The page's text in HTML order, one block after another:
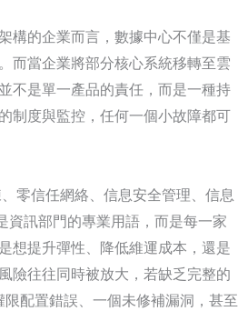
構的企業而言，數據中心不僅是基
而當企業將部分核心系統移轉至雲
不是單一產品的責任，而是一種持
制度與監控，任何一個小故障都可
零信任網絡、信息安全管理、信息
訊部門的專業用語，而是每一家
想提升彈性、降低維運成本，還是
險往往同時被放大，若缺乏完整的
配置錯誤、一個未修補漏洞，甚至